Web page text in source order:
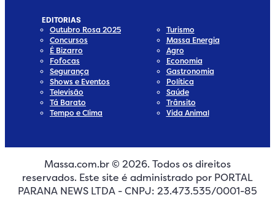
Media
Media
EDITORIAS
Outubro Rosa 2025
Concursos
É Bizarro
Fofocas
Segurança
Shows e Eventos
Televisão
Tá Barato
Tempo e Clima
Turismo
Massa Energia
Agro
Economia
Gastronomia
Política
Saúde
Trânsito
Vida Animal
Massa.com.br © 2026. Todos os direitos
reservados. Este site é administrado por PORTAL
PARANA NEWS LTDA - CNPJ: 23.473.535/0001-85